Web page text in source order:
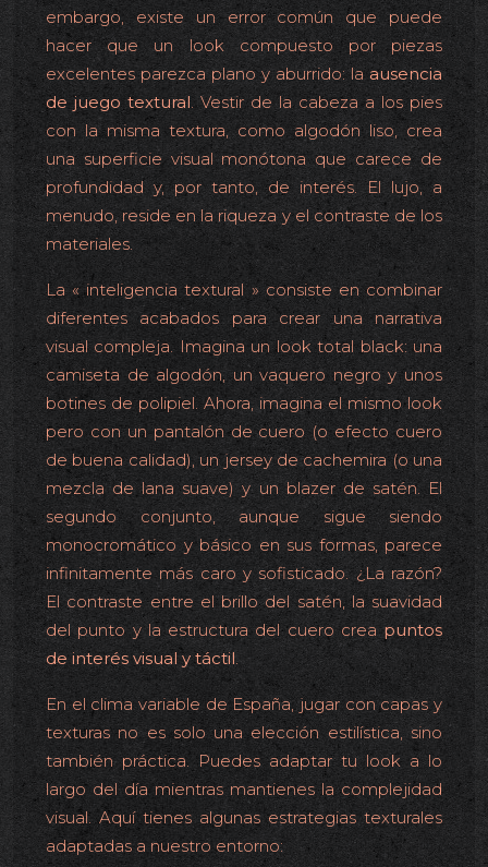
embargo, existe un error común que puede
hacer que un look compuesto por piezas
excelentes parezca plano y aburrido: laausencia
de juego textural. Vestir de la cabeza a los pies
con la misma textura, como algodón liso, crea
una superficie visual monótona que carece de
profundidad y, por tanto, de interés. El lujo, a
menudo, reside en la riqueza y el contraste de los
materiales.
La « inteligencia textural » consiste en combinar
diferentes acabados para crear una narrativa
visual compleja. Imagina un look total black: una
camiseta de algodón, un vaquero negro y unos
botines de polipiel. Ahora, imagina el mismo look
pero con un pantalón de cuero (o efecto cuero
de buena calidad), un jersey de cachemira (o una
mezcla de lana suave) y un blazer de satén. El
segundo conjunto, aunque sigue siendo
monocromático y básico en sus formas, parece
infinitamente más caro y sofisticado. ¿La razón?
El contraste entre el brillo del satén, la suavidad
del punto y la estructura del cuero creapuntos
de interés visual y táctil.
En el clima variable de España, jugar con capas y
texturas no es solo una elección estilística, sino
también práctica. Puedes adaptar tu look a lo
largo del día mientras mantienes la complejidad
visual. Aquí tienes algunas estrategias texturales
adaptadas a nuestro entorno: